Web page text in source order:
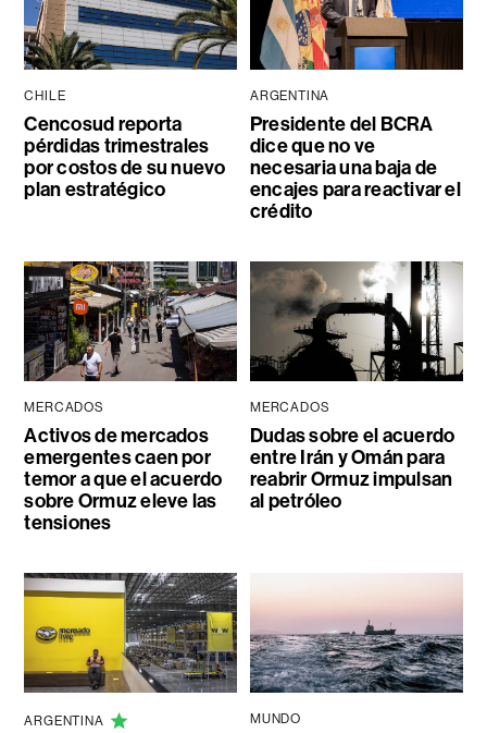
CHILE
Cencosud reporta
pérdidas trimestrales
por costos de su nuevo
plan estratégico
ARGENTINA
Presidente del BCRA
dice que no ve
necesaria una baja de
encajes para reactivar el
crédito
MERCADOS
Activos de mercados
emergentes caen por
temor a que el acuerdo
sobre Ormuz eleve las
tensiones
MERCADOS
Dudas sobre el acuerdo
entre Irán y Omán para
reabrir Ormuz impulsan
al petróleo
ARGENTINA MUNDO